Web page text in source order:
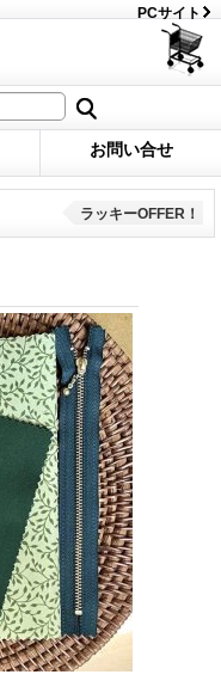
PCサイト
お問い合せ
ラッキーOFFER！